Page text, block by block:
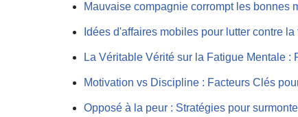
Mauvaise compagnie corrompt les
Idées d'affaires mobiles pour lutter contre
La Véritable Vérité sur la Fatigue Mentale
Motivation vs Discipline : Facteurs Clés
Opposé à la peur : Stratégies pour